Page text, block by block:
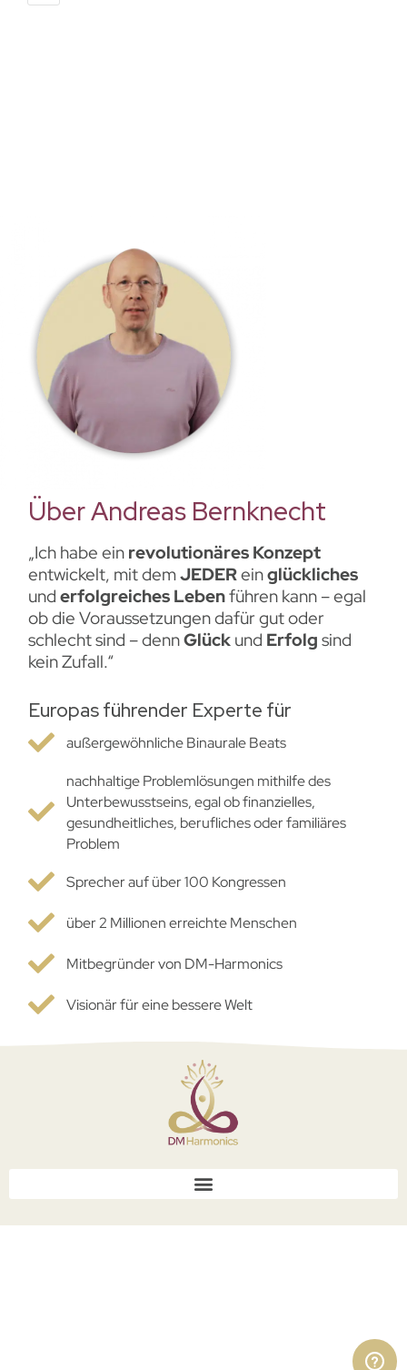
Über Andreas Bernknecht
„Ich habe ein revolutionäres Konzept
entwickelt, mit demJEDEReinglückliches
underfolgreiches Lebenführen kann – egal
ob die Voraussetzungen dafür gut oder
schlecht sind – dennGlück und Erfolgsind
kein Zufall.“
Europas führender Experte für
außergewöhnliche Binaurale Beats
nachhaltige Problemlösungen mithilfe des
Unterbewusstseins, egal ob finanzielles,
gesundheitliches, berufliches oder familiäres
Problem
Sprecher auf über 100 Kongressen
über 2 Millionen erreichte Menschen
Mitbegründer von DM-Harmonics
Visionär für eine bessere Welt